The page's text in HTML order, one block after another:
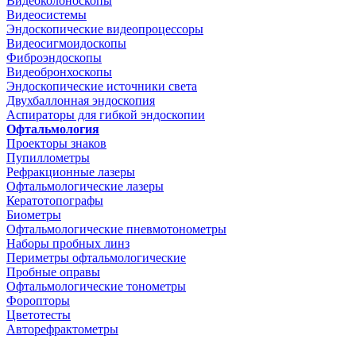
Видеосистемы
Эндоскопические видеопроцессоры
Видеосигмоидоскопы
Фиброэндоскопы
Видеобронхоскопы
Эндоскопические источники света
Двухбаллонная эндоскопия
Аспираторы для гибкой эндоскопии
Офтальмология
Проекторы знаков
Пупиллометры
Рефракционные лазеры
Офтальмологические лазеры
Кератотопографы
Биометры
Офтальмологические пневмотонометры
Наборы пробных линз
Периметры офтальмологические
Пробные оправы
Офтальмологические тонометры
Форопторы
Цветотесты
Авторефрактометры